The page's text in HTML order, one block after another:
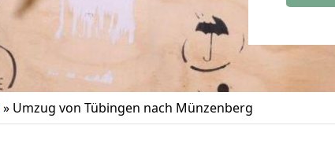
» Umzug von Tübingen nach Münzenberg